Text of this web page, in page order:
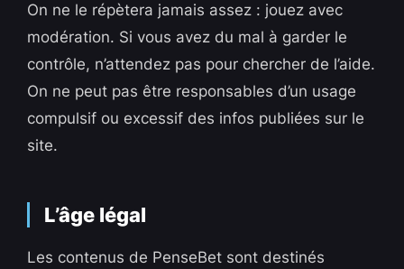
On ne le répètera jamais assez : jouez avec
modération. Si vous avez du mal à garder le
contrôle, n’attendez pas pour chercher de l’aide.
On ne peut pas être responsables d’un usage
compulsif ou excessif des infos publiées sur le
site.
L’âge légal
Les contenus de PenseBet sont destinés